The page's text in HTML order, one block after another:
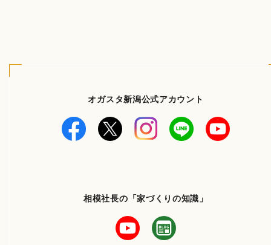
オガスタ新潟公式アカウント
相模社長の「家づくりの知識」